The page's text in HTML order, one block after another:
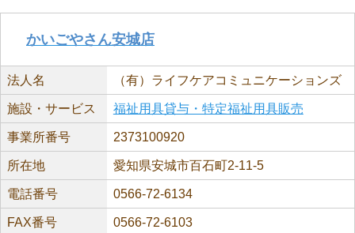
かいごやさん安城店
法人名 （有）ライフケアコミュニケーションズ
施設・サービス 福祉用具貸与・特定福祉用具販売
事業所番号 2373100920
所在地 愛知県安城市百石町2-11-5
電話番号 0566-72-6134
FAX番号 0566-72-6103